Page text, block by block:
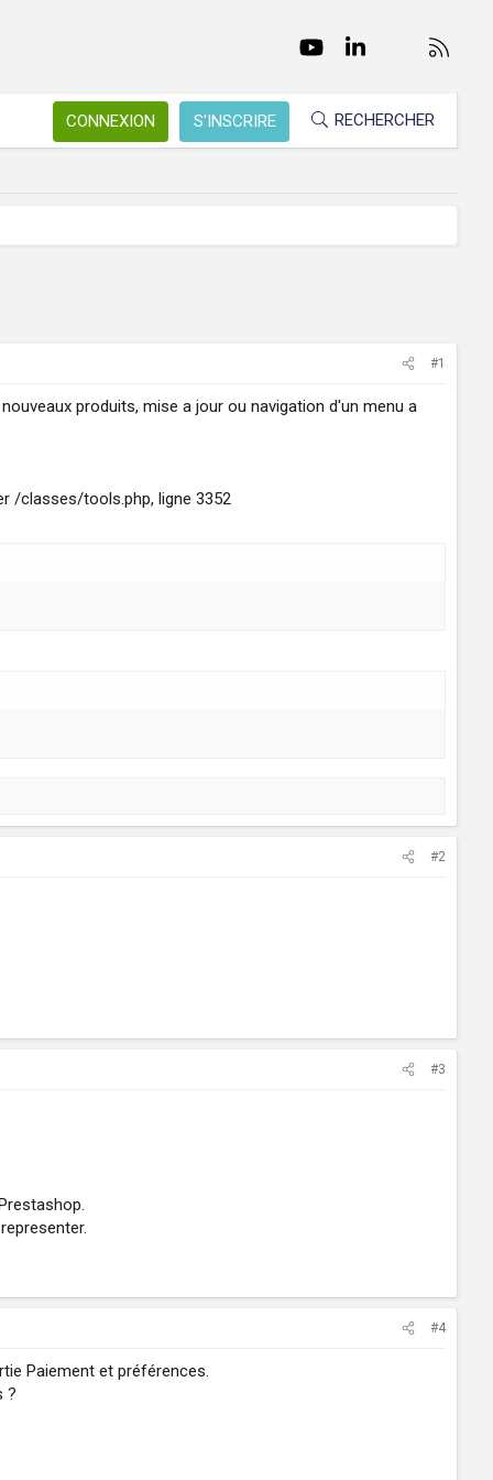
FacebookTwitter youtubeLinkedInNous
CONNEXION S'INSCRIRE RECHERCHER
#1
produits, mise a jour ou navigation d'un menu a
/classes/tools.php, ligne 3352
#2
#3
#4
Paiement et préférences.
?